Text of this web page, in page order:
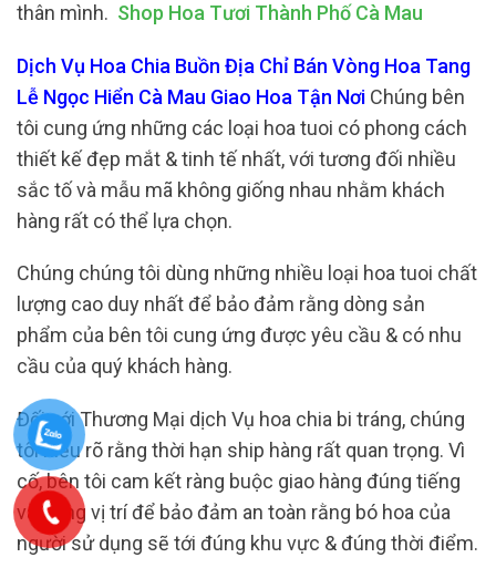
thân mình. Shop Hoa Tươi Thành Phố Cà Mau
Dịch Vụ Hoa Chia Buồn Địa Chỉ Bán Vòng Hoa Tang
Lễ Ngọc Hiển Cà Mau Giao Hoa Tận Nơi Chúng bên
tôi cung ứng những các loại hoa tuoi có phong cách
thiết kế đẹp mắt & tinh tế nhất, với tương đối nhiều
sắc tố và mẫu mã không giống nhau nhằm khách
hàng rất có thể lựa chọn.
Chúng chúng tôi dùng những nhiều loại hoa tuoi chất
lượng cao duy nhất để bảo đảm rằng dòng sản
phẩm của bên tôi cung ứng được yêu cầu & có nhu
cầu của quý khách hàng.
Đối với Thương Mại dịch Vụ hoa chia bi tráng, chúng
tôi hiểu rõ rằng thời hạn ship hàng rất quan trọng. Vì
cố, bên tôi cam kết ràng buộc giao hàng đúng tiếng
và đúng vị trí để bảo đảm an toàn rằng bó hoa của
người sử dụng sẽ tới đúng khu vực & đúng thời điểm.